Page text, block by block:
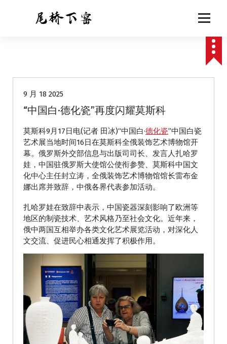
9 月 18 2025
“中国白·德化瓷”再度闪耀莫斯科
莫斯科9月17日电(记者 田冰)“中国白·德化瓷”中国白瓷
艺术展当地时间16日在莫斯科全俄装饰艺术博物馆开
幕。俄罗斯外交部信息与出版司司长、发言人扎哈罗
娃，中国驻俄罗斯大使馆公使衔参赞、莫斯科中国文
化中心主任封立涛，全俄装饰艺术博物馆馆长雷布金
娜出席并致辞，中俄各界代表参加活动。
扎哈罗娃在致辞中表示，中国瓷器深刻影响了欧洲等
地区的制瓷技术、艺术风格乃至社会文化。近年来，
俄中两国互相举办各类文化艺术展览活动，对深化人
文交流、促进民心相通发挥了积极作用。